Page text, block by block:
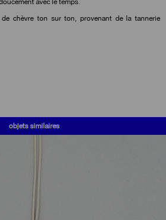
avec le temps.
chèvre ton sur ton, provenant de la tannerie
objets similaires